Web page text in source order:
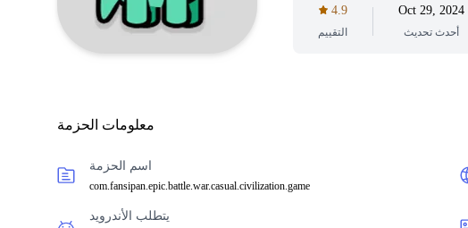
4.9
التقييم
Oct 29, 2024
أحدث تحديث
معلومات الحزمة
اسم الحزمة
com.fansipan.epic.battle.war.casual.civilization.game
يتطلب الأندرويد